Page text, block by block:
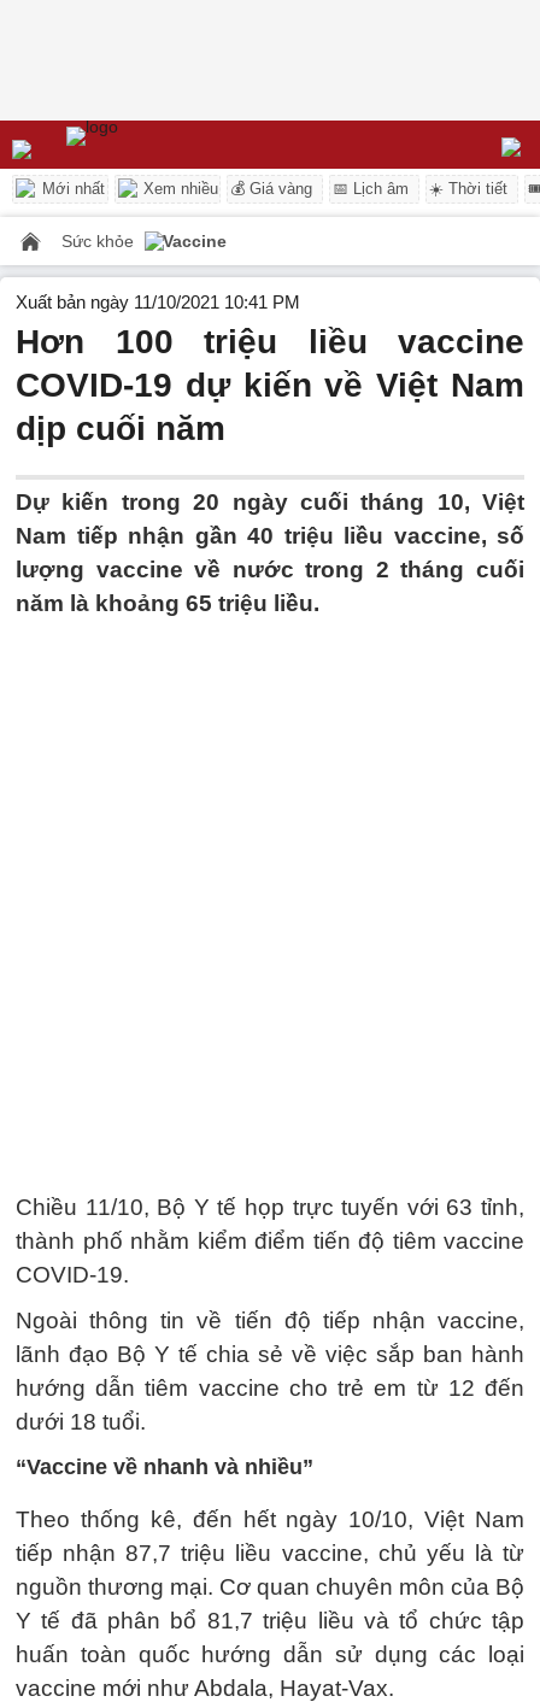
Mới nhất Xem nhiều 💰 Giá vàng 📅 Lịch âm ☀️ Thời tiết
Sức khỏe Vaccine
Xuất bản ngày 11/10/2021 10:41 PM
Hơn 100 triệu liều vaccine
COVID-19 dự kiến về Việt Nam
dịp cuối năm
Dự kiến trong 20 ngày cuối tháng 10, Việt
Nam tiếp nhận gần 40 triệu liều vaccine, số
lượng vaccine về nước trong 2 tháng cuối
năm là khoảng 65 triệu liều.
Chiều 11/10, Bộ Y tế họp trực tuyến với 63 tỉnh,
thành phố nhằm kiểm điểm tiến độ tiêm vaccine
COVID-19.
Ngoài thông tin về tiến độ tiếp nhận vaccine,
lãnh đạo Bộ Y tế chia sẻ về việc sắp ban hành
hướng dẫn tiêm vaccine cho trẻ em từ 12 đến
dưới 18 tuổi.
“Vaccine về nhanh và nhiều”
Theo thống kê, đến hết ngày 10/10, Việt Nam
tiếp nhận 87,7 triệu liều vaccine, chủ yếu là từ
nguồn thương mại. Cơ quan chuyên môn của Bộ
Y tế đã phân bổ 81,7 triệu liều và tổ chức tập
huấn toàn quốc hướng dẫn sử dụng các loại
vaccine mới như Abdala, Hayat-Vax.